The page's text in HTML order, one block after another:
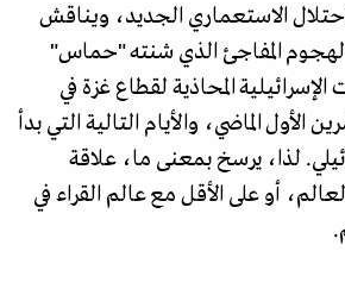
الاستعماري الجديد، ويناقش
المفاجئ الذي شنته "حماس"
المحاذية لقطاع غزة في
الأول الماضي، والأيام التالية التي بدأ
لذا، يرسخ بمعنى ما، علاقة
أو على الأقل مع عالم القراء في